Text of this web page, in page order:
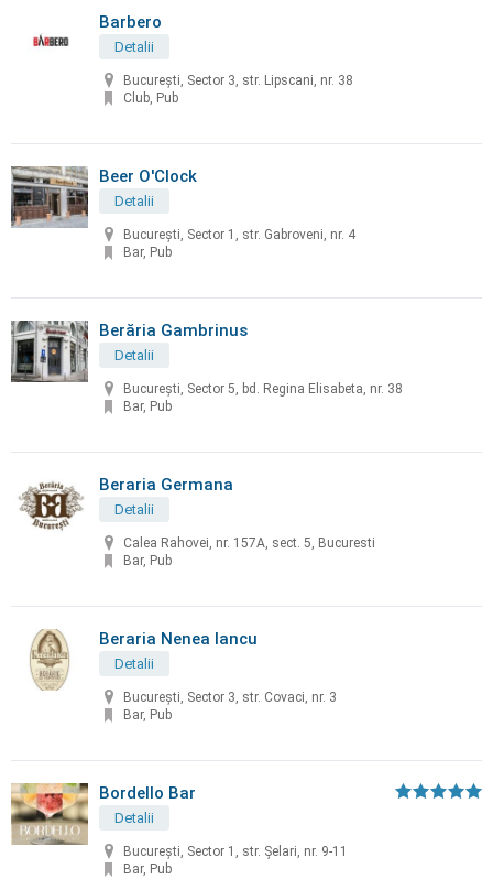
Barbero
Detalii
București, Sector 3, str. Lipscani, nr. 38
Club, Pub
Beer O'Clock
Detalii
București, Sector 1, str. Gabroveni, nr. 4
Bar, Pub
Berăria Gambrinus
Detalii
București, Sector 5, bd. Regina Elisabeta, nr. 38
Bar, Pub
Beraria Germana
Detalii
Calea Rahovei, nr. 157A, sect. 5, Bucuresti
Bar, Pub
Beraria Nenea Iancu
Detalii
București, Sector 3, str. Covaci, nr. 3
Bar, Pub
Bordello Bar
Detalii
București, Sector 1, str. Șelari, nr. 9-11
Bar, Pub